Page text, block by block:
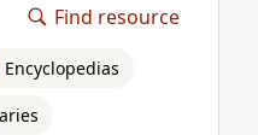
Find resource
Encyclopedias